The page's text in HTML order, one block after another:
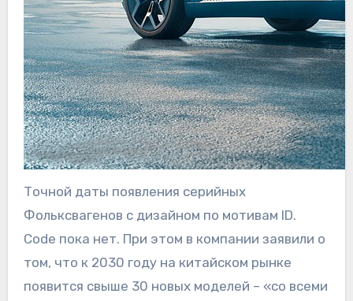
Точной даты появления серийных
Фольксвагенов с дизайном по мотивам ID.
Code пока нет. При этом в компании заявили о
том, что к 2030 году на китайском рынке
появится свыше 30 новых моделей – «со всеми